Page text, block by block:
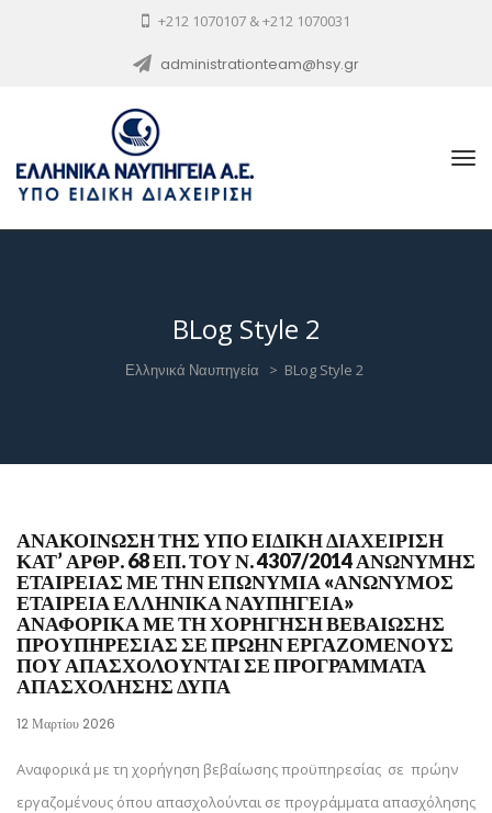
+212 1070107 & +212 1070031
administrationteam@hsy.gr
BLog Style 2
Ελληνικά Ναυπηγεία > BLog Style 2
ΑΝΑΚΟΙΝΩΣΗ ΤΗΣ ΥΠΟ ΕΙΔΙΚΗ ΔΙΑΧΕΙΡΙΣΗ
ΚΑΤ’ ΑΡΘΡ. 68 ΕΠ. ΤΟΥ Ν. 4307/2014 ΑΝΩΝΥΜΗΣ
ΕΤΑΙΡΕΙΑΣ ΜΕ ΤΗΝ ΕΠΩΝΥΜΙΑ «ΑΝΩΝΥΜΟΣ
ΕΤΑΙΡΕΙΑ ΕΛΛΗΝΙΚΑ ΝΑΥΠΗΓΕΙΑ»
ΑΝΑΦΟΡΙΚΑ ΜΕ ΤΗ ΧΟΡΗΓΗΣΗ ΒΕΒΑΙΩΣΗΣ
ΠΡΟΥΠΗΡΕΣΙΑΣ ΣΕ ΠΡΩΗΝ ΕΡΓΑΖΟΜΕΝΟΥΣ
ΠΟΥ ΑΠΑΣΧΟΛΟΥΝΤΑΙ ΣΕ ΠΡΟΓΡΑΜΜΑΤΑ
ΑΠΑΣΧΟΛΗΣΗΣ ΔΥΠΑ
12 Μαρτίου 2026
Αναφορικά με τη χορήγηση βεβαίωσης προϋπηρεσίας σε πρώην
εργαζομένους όπου απασχολούνται σε προγράμματα απασχόλησης